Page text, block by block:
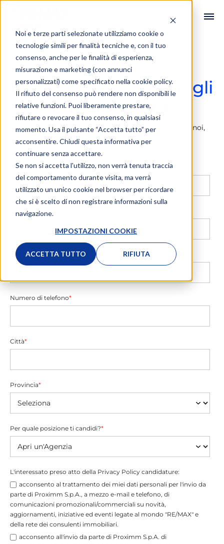
Noi e terze parti selezionate utilizziamo cookie o
tecnologie simili per finalità tecniche e, con il tuo
consenso, anche per le finalità di esperienza,
misurazione e marketing (con annunci
personalizzati) come specificato nella cookie policy.
Il rifiuto del consenso può rendere non disponibili le
relative funzioni. Puoi liberamente prestare,
rifiutare o revocare il tuo consenso, in qualsiasi
momento. Usa il pulsante “Accetta tutto” per
acconsentire. Chiudi questa informativa per
continuare senza accettare.
Se non si accetta l'utilizzo, non verrà tenuta traccia
del comportamento durante visita, ma verrà
utilizzato un unico cookie nel browser per ricordare
che si è scelto di non registrare informazioni sulla
navigazione.
IMPOSTAZIONI COOKIE
ACCETTA TUTTO RIFIUTA
Scegli REMAX
Noi non siamo come gli
altri.E neanche tu.
Se vuoi cambiare la tua vita professionale, unisciti a noi,
scegli REMAX.
Nome*
Cognome*
E-mail*
Numero di telefono*
Città*
Provincia*
Per quale posizione ti candidi?*
L'interessato preso atto della Privacy Policy candidature:
acconsento al trattamento dei miei dati personali per l'invio da
parte di Proximm S.p.A., a mezzo e-mail e telefono, di
comunicazioni promozionali/commerciali su novità,
aggiornamenti, iniziative ed eventi legate al mondo "RE/MAX" e
della rete dei consulenti immobiliari.
acconsento all'invio da parte di Proximm S.p.A. di